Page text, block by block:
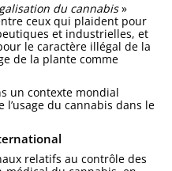
du cannabis»
ceux qui plaident pour
et industrielles, et
le caractère illégal de la
de la plante comme
un contexte mondial
du cannabis dans le
relatifs au contrôle des